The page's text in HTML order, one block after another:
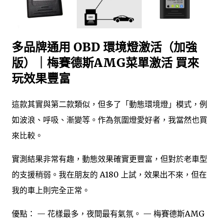
多品牌通用 OBD 環境燈激活（加強
版）｜梅賽德斯AMG菜單激活 買來
玩效果豐富
這款其實與第二款類似，但多了「動態環境燈」模式，例
如波浪、呼吸、漸變等。作為氛圍燈愛好者，我當然也買
來比較。
實測結果非常有趣，動態效果確實更豐富，但對於老車型
的支援稍弱。我在朋友的 A180 上試，效果出不來，但在
我的車上則完全正常。
優點： — 花樣最多，夜間最有氣氛。 — 梅賽德斯AMG